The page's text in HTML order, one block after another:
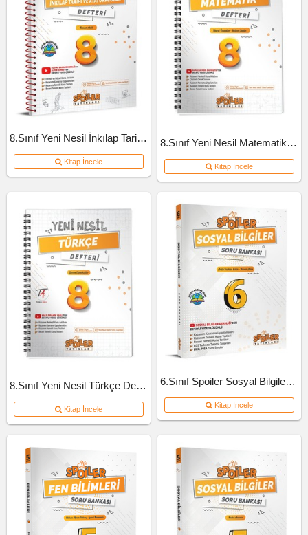
8.Sınıf Yeni Nesil İnkılap Tarihi Defteri
Kitap İncele
8.Sınıf Yeni Nesil Matematik Defteri
Kitap İncele
8.Sınıf Yeni Nesil Türkçe Defteri
Kitap İncele
6.Sınıf Spoiler Sosyal Bilgiler Soru Bankası
Kitap İncele